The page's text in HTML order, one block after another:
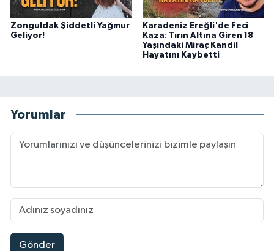
Zonguldak Şiddetli Yağmur
Geliyor!
Karadeniz Ereğli'de Feci
Kaza: Tırın Altına Giren 18
Yaşındaki Miraç Kandil
Hayatını Kaybetti
Yorumlar
Gönder